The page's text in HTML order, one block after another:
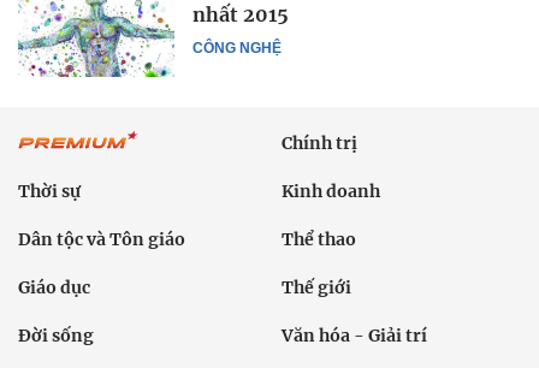
CÔNG NGHỆ
nhất 2015
Chính trị
Thời sự Kinh doanh
Dân tộc và Tôn giáo Thể thao
Giáo dục Thế giới
Đời sống Văn hóa - Giải trí